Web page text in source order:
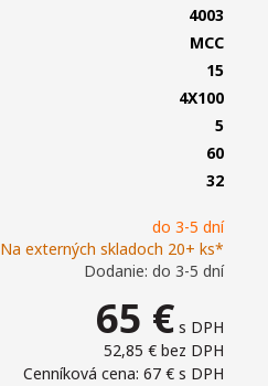
do 3-5 dní
Na externých skladoch 20+ ks*
Dodanie: do 3-5 dní
65 € s DPH
52,85 € bez DPH
Cenníková cena: 67 € s DPH
4003
MCC
15
4X100
5
60
32